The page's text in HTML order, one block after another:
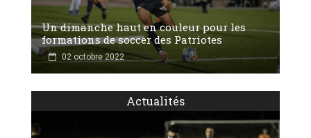
Un dimanche haut en couleur pour les
formations de soccer des Patriotes
02 octobre 2022
Actualités